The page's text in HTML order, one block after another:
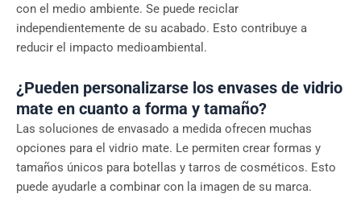
con el medio ambiente. Se puede reciclar
independientemente de su acabado. Esto contribuye a
reducir el impacto medioambiental.
¿Pueden personalizarse los envases de vidrio
mate en cuanto a forma y tamaño?
Las soluciones de envasado a medida ofrecen muchas
opciones para el vidrio mate. Le permiten crear formas y
tamaños únicos para botellas y tarros de cosméticos. Esto
puede ayudarle a combinar con la imagen de su marca.